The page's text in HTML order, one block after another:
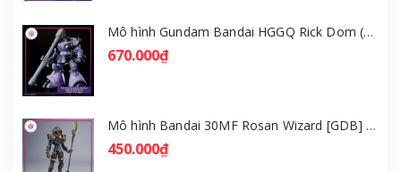
Mô hình Gundam Bandai HGGQ Rick Dom (Gaia / Ortega) 1/144 [GDB] [BHG]
670.000₫
Mô hình Bandai 30MF Rosan Wizard [GDB] [30MF]
450.000₫